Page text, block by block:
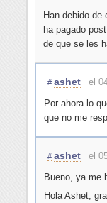
Han debido de
ha pagado
de que se les
# ashet
el
Por ahora lo
que no me
# ashet
el
Bueno, ya me
Hola Ashet,